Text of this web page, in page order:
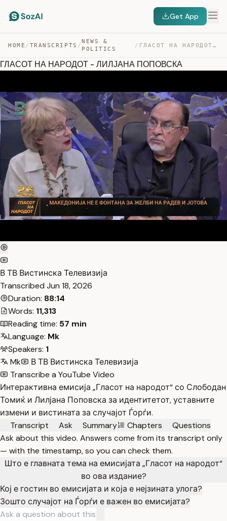
Get App
HOME / TRANSCRIPTS /
NEWS &
POLITICS
/ ГЛАСОТ НА НАРОДОТ – ЛИЛЈАНА ПОПОВСКА — TRANSCRIPT
ГЛАСОТ НА НАРОДОТ - ЛИЛЈАНА ПОПОВСКА
В ТВ Вистинска Телевизија
Transcribed Jun 18, 2026
Duration: 88:14
Words: 11,313
Reading time: 57 min
Language: Mk
Speakers: 1
Mk
В ТВ Вистинска Телевизија
Transcribe a YouTube Video
Интерактивна емисија „Гласот на народот“ со Слободан
Томиќ и Лилјана Поповска за идентитетот, уставните
измени и вистината за случајот Ѓорѓи.
Transcript
Ask Summary Chapters
Questions
Ask about this video. Answers come from its transcript only
— with the timestamp, so you can check them.
Што е главната тема на емисијата „Гласот на народот“
во ова издание?
Кој е гостин во емисијата и која е нејзината улога?
Зошто случајот на Ѓорѓи е важен во емисијата?